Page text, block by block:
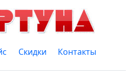
Скидки Контакты